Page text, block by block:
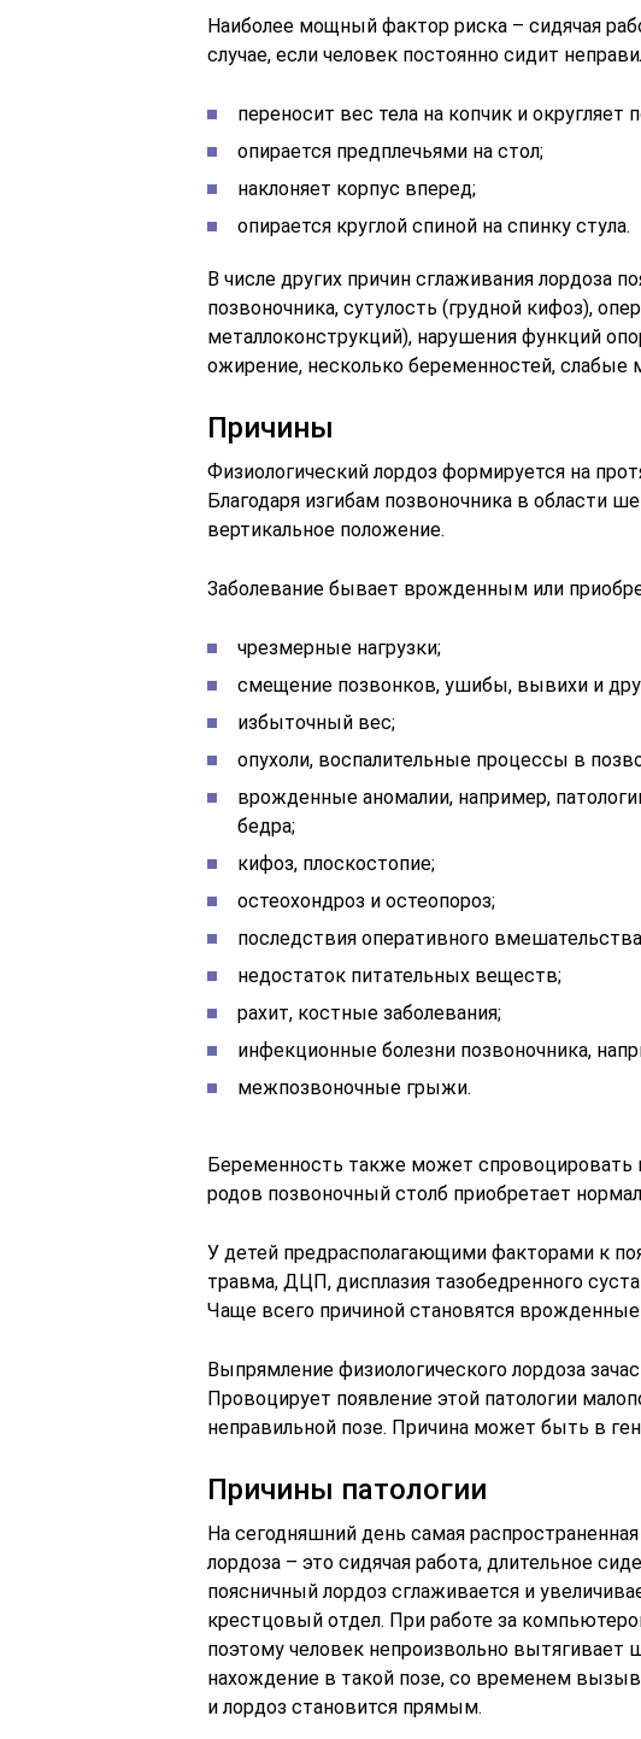
Наиболее мощный фактор риска – сидячая
случае, если человек постоянно сидит
переносит вес тела на копчик и округляет
опирается предплечьями на стол;
наклоняет корпус вперед;
опирается круглой спиной на спинку стула.
В числе других причин сглаживания лордоза
позвоночника, сутулость (грудной кифоз),
металлоконструкций), нарушения функций
ожирение, несколько беременностей,
Причины
Физиологический лордоз формируется на
Благодаря изгибам позвоночника в области
вертикальное положение.
Заболевание бывает врожденным или
чрезмерные нагрузки;
смещение позвонков, ушибы, вывихи и
избыточный вес;
опухоли, воспалительные процессы в
врожденные аномалии, например,
бедра;
кифоз, плоскостопие;
остеохондроз и остеопороз;
последствия оперативного
недостаток питательных веществ;
рахит, костные заболевания;
инфекционные болезни позвоночника,
межпозвоночные грыжи.
Беременность также может спровоцировать
родов позвоночный столб приобретает
У детей предрасполагающими факторами к
травма, ДЦП, дисплазия тазобедренного
Чаще всего причиной становятся врожденные
Выпрямление физиологического лордоза
Провоцирует появление этой патологии
неправильной позе. Причина может быть в
Причины патологии
На сегодняшний день самая
лордоза – это сидячая работа, длительное
поясничный лордоз сглаживается и
крестцовый отдел. При работе за
поэтому человек непроизвольно
нахождение в такой позе, со временем
и лордоз становится прямым.